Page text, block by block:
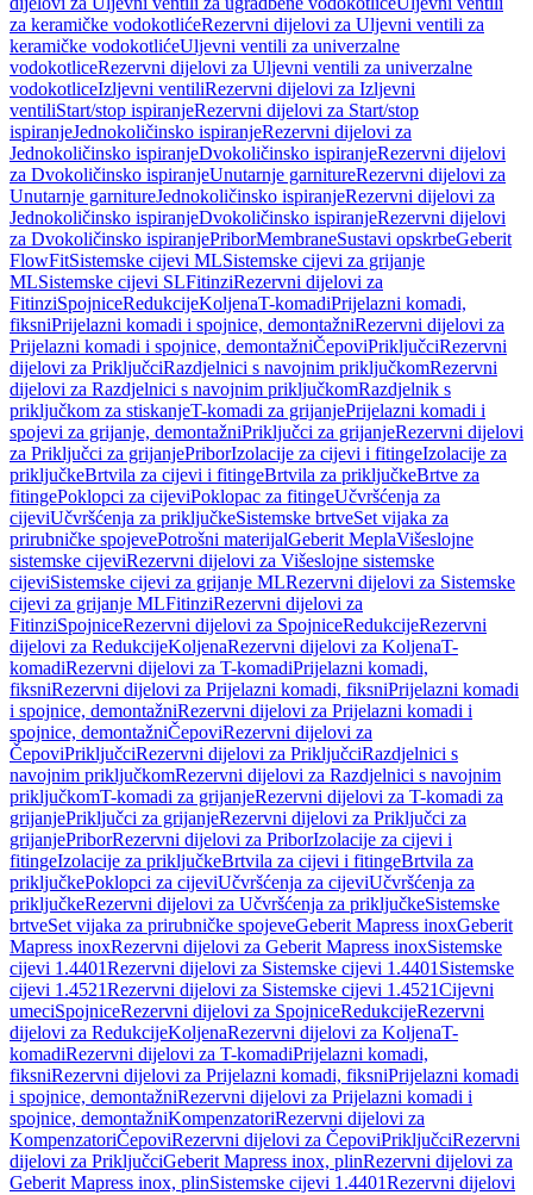
za keramičke vodokotlićeRezervni dijelovi za Uljevni ventili za
keramičke vodokotlićeUljevni ventili za univerzalne
vodokotliceRezervni dijelovi za Uljevni ventili za univerzalne
vodokotliceIzljevni ventiliRezervni dijelovi za Izljevni
ventiliStart/stop ispiranjeRezervni dijelovi za Start/stop
ispiranjeJednokoličinsko ispiranjeRezervni dijelovi za
Jednokoličinsko ispiranjeDvokoličinsko ispiranjeRezervni dijelovi
za Dvokoličinsko ispiranjeUnutarnje garnitureRezervni dijelovi za
Unutarnje garnitureJednokoličinsko ispiranjeRezervni dijelovi za
Jednokoličinsko ispiranjeDvokoličinsko ispiranjeRezervni dijelovi
za Dvokoličinsko ispiranjePriborMembraneSustavi opskrbeGeberit
FlowFitSistemske cijevi MLSistemske cijevi za grijanje
MLSistemske cijevi SLFitinziRezervni dijelovi za
FitinziSpojniceRedukcijeKoljenaT-komadiPrijelazni komadi,
fiksniPrijelazni komadi i spojnice, demontažniRezervni dijelovi za
Prijelazni komadi i spojnice, demontažniČepoviPriključciRezervni
dijelovi za PriključciRazdjelnici s navojnim priključkomRezervni
dijelovi za Razdjelnici s navojnim priključkomRazdjelnik s
priključkom za stiskanjeT-komadi za grijanjePrijelazni komadi i
spojevi za grijanje, demontažniPriključci za grijanjeRezervni dijelovi
za Priključci za grijanjePriborIzolacije za cijevi i fitingeIzolacije za
priključkeBrtvila za cijevi i fitingeBrtvila za priključkeBrtve za
fitingePoklopci za cijeviPoklopac za fitingeUčvršćenja za
cijeviUčvršćenja za priključkeSistemske brtveSet vijaka za
prirubničke spojevePotrošni materijalGeberit MeplaVišeslojne
sistemske cijeviRezervni dijelovi za Višeslojne sistemske
cijeviSistemske cijevi za grijanje MLRezervni dijelovi za Sistemske
cijevi za grijanje MLFitinziRezervni dijelovi za
FitinziSpojniceRezervni dijelovi za SpojniceRedukcijeRezervni
dijelovi za RedukcijeKoljenaRezervni dijelovi za KoljenaT-
komadiRezervni dijelovi za T-komadiPrijelazni komadi,
fiksniRezervni dijelovi za Prijelazni komadi, fiksniPrijelazni komadi
i spojnice, demontažniRezervni dijelovi za Prijelazni komadi i
spojnice, demontažniČepoviRezervni dijelovi za
ČepoviPriključciRezervni dijelovi za PriključciRazdjelnici s
navojnim priključkomRezervni dijelovi za Razdjelnici s navojnim
priključkomT-komadi za grijanjeRezervni dijelovi za T-komadi za
grijanjePriključci za grijanjeRezervni dijelovi za Priključci za
grijanjePriborRezervni dijelovi za PriborIzolacije za cijevi i
fitingeIzolacije za priključkeBrtvila za cijevi i fitingeBrtvila za
priključkePoklopci za cijeviUčvršćenja za cijeviUčvršćenja za
priključkeRezervni dijelovi za Učvršćenja za priključkeSistemske
brtveSet vijaka za prirubničke spojeveGeberit Mapress inoxGeberit
Mapress inoxRezervni dijelovi za Geberit Mapress inoxSistemske
cijevi 1.4401Rezervni dijelovi za Sistemske cijevi 1.4401 Sistemske
cijevi 1.4521Rezervni dijelovi za Sistemske cijevi 1.4521Cijevni
umeciSpojniceRezervni dijelovi za SpojniceRedukcijeRezervni
dijelovi za RedukcijeKoljenaRezervni dijelovi za KoljenaT-
komadiRezervni dijelovi za T-komadiPrijelazni komadi,
fiksniRezervni dijelovi za Prijelazni komadi, fiksniPrijelazni komadi
i spojnice, demontažniRezervni dijelovi za Prijelazni komadi i
spojnice, demontažniKompenzatoriRezervni dijelovi za
KompenzatoriČepoviRezervni dijelovi za ČepoviPriključciRezervni
dijelovi za PriključciGeberit Mapress inox, plinRezervni dijelovi za
Geberit Mapress inox, plinSistemske cijevi 1.4401Rezervni dijelovi